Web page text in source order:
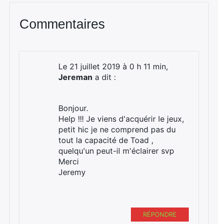
Commentaires
Le 21 juillet 2019 à 0 h 11 min,
Jereman a dit :
Bonjour.
Help !!! Je viens d'acquérir le jeux,
petit hic je ne comprend pas du
tout la capacité de Toad ,
quelqu'un peut-il m'éclairer svp
Merci
Jeremy
RÉPONDRE